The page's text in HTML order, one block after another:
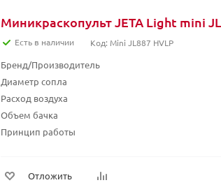
Миникраскопульт JETA Light mini
Есть в наличии Код: Mini JL887 HVLP
Бренд/Производитель
Диаметр сопла
Расход воздуха
Объем бачка
Принцип работы
Отложить